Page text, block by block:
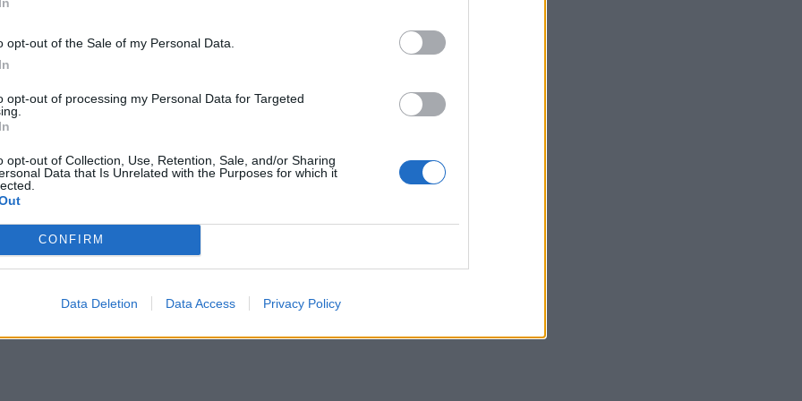
opt-out of the Sale of my Personal Data.
opt-out of processing my Personal Data for Targeted
opt-out of Collection, Use, Retention, Sale, and/or Sharing
Data that Is Unrelated with the Purposes for which it
CONFIRM
Data Deletion Data Access Privacy Policy
εταιρείας πραγματοποιήθηκε μέσω μιας μακράς
και αξιολόγησης, εξασφαλίζοντας το πλαίσιο των
που πρέπει να παρασχεθούν στο ΠΝ για ένα τέτοιο
Ναυτικό είχε επενδύσει σε αυτό το ταξίδι προβολής
ομολογία η Τριήρης ΟΛΥΜΠΙΑΣ αποτελεί ένα σημαντικό
Ιστορίας του Ναυτικού και της Ελλάδας συνολικά μέσω
της καμπάνιας – σε ρολο αφηγητή και ο ηθοποιός
προωθείται στους ομογενείς